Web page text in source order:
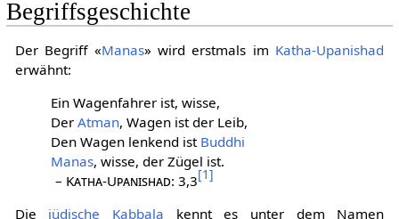
Begriffsgeschichte
Der Begriff «
Ein Wagenfahrer ist, wisse,
Der Atman, Wagen ist der Leib,
Den Wagen lenkend istBuddhi
Manas, wisse, der Zügel ist.